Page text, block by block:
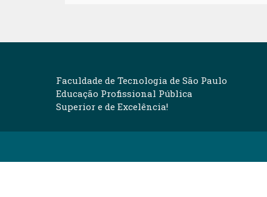
Faculdade de Tecnologia de São Paulo
Educação Profissional Pública
Superior e de Excelência!